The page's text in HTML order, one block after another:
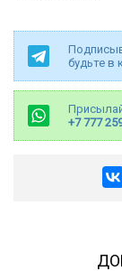
будьте в
+7 777